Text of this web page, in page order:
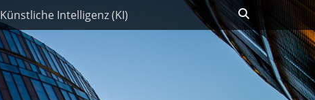
Künstliche Intelligenz (KI)